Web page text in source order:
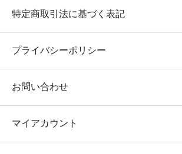
特定商取引法に基づく表記
プライバシーポリシー
お問い合わせ
マイアカウント